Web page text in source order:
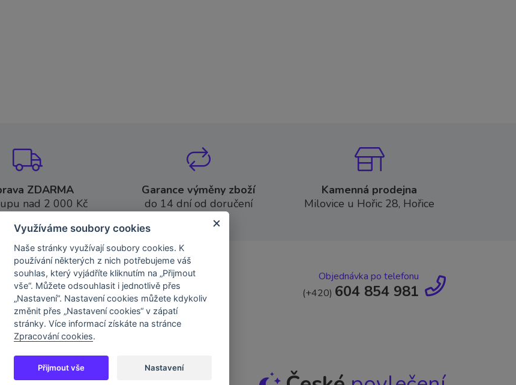
ZDARMA
nad 2 000 Kč
Garance výměny zboží
do 14 dní od doručení
Kamenná prodejna
Milovice u Hořic 28, Hořice
Objednávka po telefonu
(+420) 604 854 981
Využíváme soubory cookies
Naše stránky využívají soubory cookies. K
používání některých z nich potřebujeme váš
souhlas, který vyjádříte kliknutím na „Přijmout
vše“. Můžete odsouhlasit i jednotlivě přes
„Nastavení“. Nastavení cookies můžete kdykoliv
změnit přes „Nastavení cookies“ v zápatí
stránky. Více informací získáte na stránce
Zpracování cookies.
Přijmout vše Nastavení